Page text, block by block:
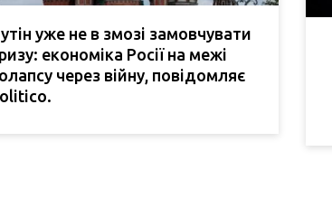
уже не в змозі замовчувати
економіка Росії на межі
через війну, повідомляє